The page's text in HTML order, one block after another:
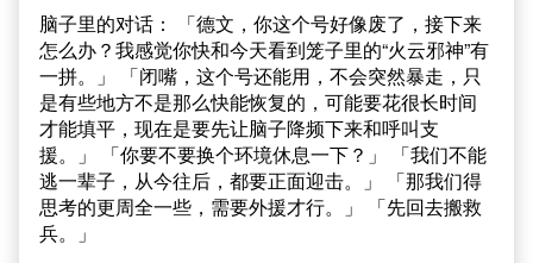
脑子里的对话： 「德文，你这个号好像废了，接下来
怎么办？我感觉你快和今天看到笼子里的“火云邪神”有
一拼。」 「闭嘴，这个号还能用，不会突然暴走，只
是有些地方不是那么快能恢复的，可能要花很长时间
才能填平，现在是要先让脑子降频下来和呼叫支
援。」 「你要不要换个环境休息一下？」 「我们不能
逃一辈子，从今往后，都要正面迎击。」 「那我们得
思考的更周全一些，需要外援才行。」 「先回去搬救
兵。」